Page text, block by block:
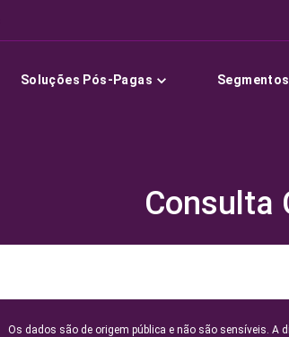
Soluções Pós-Pagas Segmentos
Consulta
Os dados são de origem pública e não são sensíveis. A